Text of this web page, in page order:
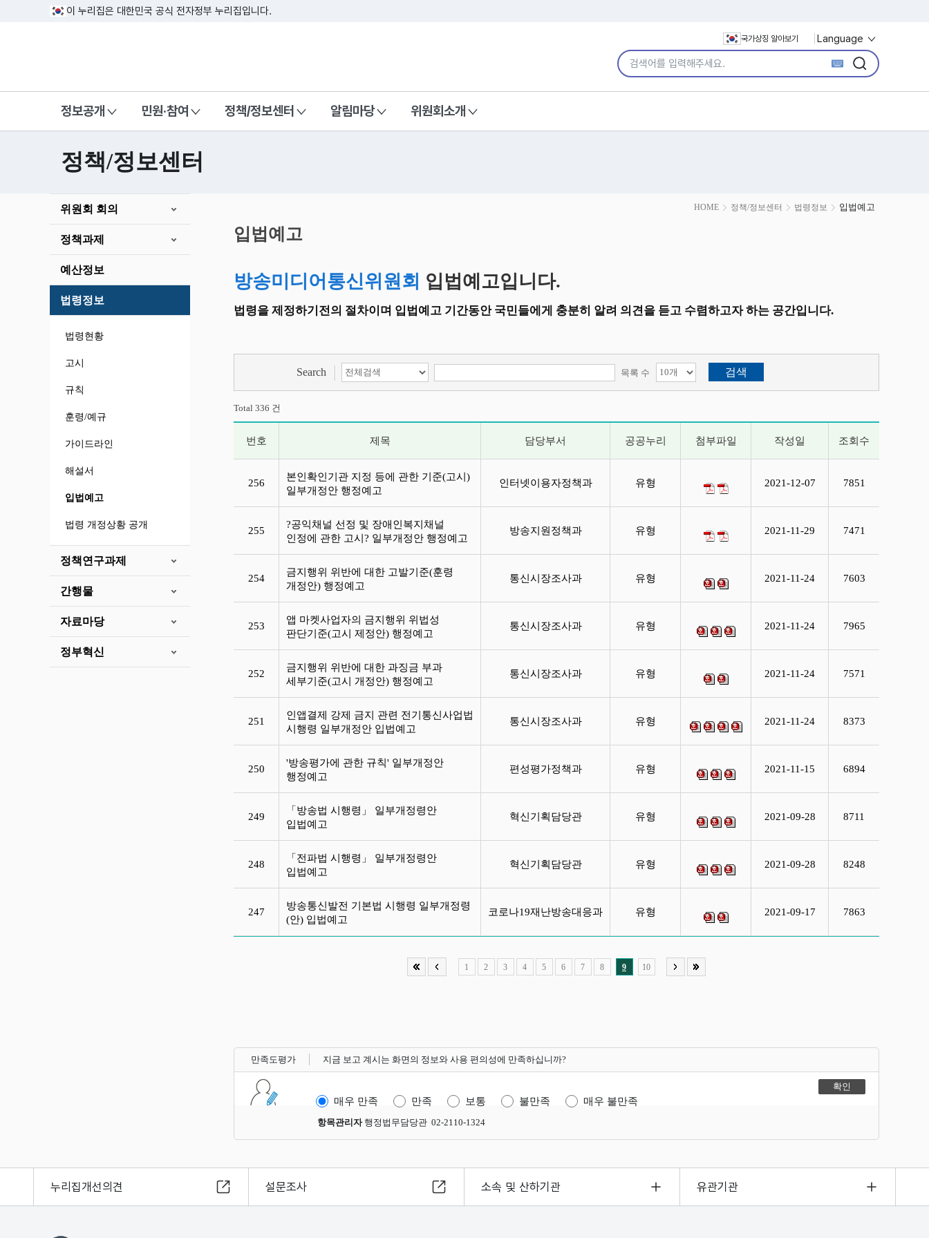
이 누리집은 대한민국 공식 전자정부 누리집입니다.
국가상징 알아보기 Language
통합검색어 입력
검색
검색
정보공개 민원·참여 정책/정보센터 알림마당 위원회소개
정책/정보센터
위원회 회의
정책과제
예산정보
법령정보
법령현황
고시
규칙
훈령/예규
가이드라인
해설서
입법예고
법령 개정상황 공개
정책연구과제
간행물
자료마당
정부혁신
HOME 정책/정보센터 법령정보 입법예고
시
작
입법예고
방송미디어통신위원회 입법예고입니다.
법령을 제정하기전의 절차이며 입법예고 기간동안 국민들에게 충분히 알려 의견을 듣고 수렴하고자 하는 공간입니다.
Search 검색 항목 선택 목록 수
Total 336 건
번호 제목 담당부서 공공누리 첨부파일 작성일 조회수
256
본인확인기관 지정 등에 관한 기준(고시)
일부개정안 행정예고
인터넷이용자정책과 유형 2021-12-07 7851
255
?공익채널 선정 및 장애인복지채널
인정에 관한 고시? 일부개정안 행정예고
방송지원정책과 유형 2021-11-29 7471
254
금지행위 위반에 대한 고발기준(훈령
개정안) 행정예고
통신시장조사과 유형 2021-11-24 7603
253
앱 마켓사업자의 금지행위 위법성
판단기준(고시 제정안) 행정예고
통신시장조사과 유형 2021-11-24 7965
252
금지행위 위반에 대한 과징금 부과
세부기준(고시 개정안) 행정예고
통신시장조사과 유형 2021-11-24 7571
251
인앱결제 강제 금지 관련 전기통신사업법
시행령 일부개정안 입법예고
통신시장조사과 유형 2021-11-24 8373
250
'방송평가에 관한 규칙' 일부개정안
행정예고
편성평가정책과 유형 2021-11-15 6894
249
「방송법 시행령」 일부개정령안
입법예고
혁신기획담당관 유형 2021-09-28 8711
248
「전파법 시행령」 일부개정령안
입법예고
혁신기획담당관 유형 2021-09-28 8248
247
방송통신발전 기본법 시행령 일부개정령
(안) 입법예고
코로나19재난방송대응과 유형 2021-09-17 7863
1 2 3 4 5 6 7 8 9 10
만족도평가 지금 보고 계시는 화면의 정보와 사용 편의성에 만족하십니까?
매우 만족 만족 보통 불만족 매우 불만족
항목관리자행정법무담당관 02-2110-1324
누리집개선의견 설문조사 소속 및 산하기관 유관기관